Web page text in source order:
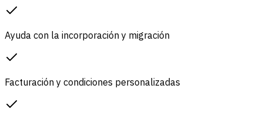
Ayuda con la incorporación y migración
Facturación y condiciones personalizadas